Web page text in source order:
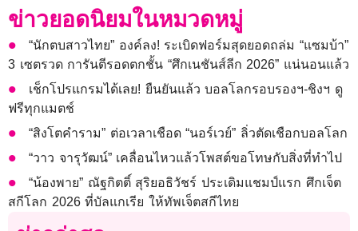
ข่าวยอดนิยมในหมวดหมู่
“นักตบสาวไทย” องค์ลง! ระเบิดฟอร์มสุดยอดถล่ม “แซมบ้า”
3 เซตรวด การันตีรอดตกชั้น “ศึกเนชันส์ลีก 2026” แน่นอนแล้ว
เช็กโปรแกรมได้เลย! ยืนยันแล้ว บอลโลกรอบรองฯ-ชิงฯ ดู
ฟรีทุกแมตช์
“สิงโตคำราม” ต่อเวลาเชือด “นอร์เวย์” ลิ่วตัดเชือกบอลโลก
“วาว จารุวัฒน์” เคลื่อนไหวแล้วโพสต์ขอโทษกับสิ่งที่ทำไป
“น้องพาย” ณัฐกิตติ์ สุริยอธิวัชร์ ประเดิมแชมป์แรก ศึกเจ็ต
สกีโลก 2026 ที่บัลแกเรีย ให้ทัพเจ็ตสกีไทย